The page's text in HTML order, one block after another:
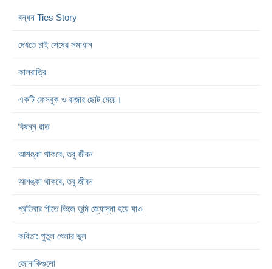
বন্ধন Ties Story
দেখতে চাই শেষের সমাধান
কালরাত্রি
একটি ফেসবুক ও রাজার ছোট মেয়ে।
বিষন্ন রাত
আশঙ্কা থাকবে, তবু জীবন
আশঙ্কা থাকবে, তবু জীবন
প্রতিবার শীতে ভিজে তুমি জ্যোস্না হয়ে যাও
কবিতা: পুতুল খেলার ভুল
জোনাকিগুলো